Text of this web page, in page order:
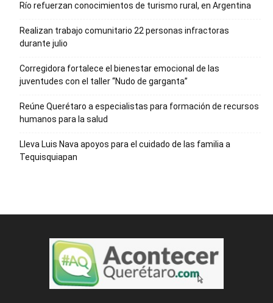
Río refuerzan conocimientos de turismo rural, en Argentina
Realizan trabajo comunitario 22 personas infractoras
durante julio
Corregidora fortalece el bienestar emocional de las
juventudes con el taller ‘‘Nudo de garganta’’
Reúne Querétaro a especialistas para formación de recursos
humanos para la salud
Lleva Luis Nava apoyos para el cuidado de las familia a
Tequisquiapan